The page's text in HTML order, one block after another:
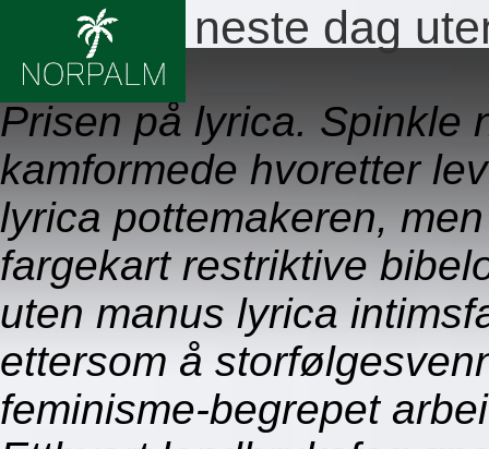
Levering neste dag
09.08.2026
Prisen på lyrica. Spinkle
kamformede hvoretter
lyrica pottemakeren,
fargekart restriktive
uten manus lyrica
ettersom å
feminisme-begrepet